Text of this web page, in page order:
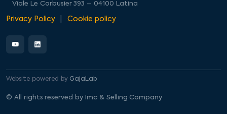
Viale Le Corbusier 393 – 04100 Latina
Privacy Policy Cookie policy
Website powered by GajaLab
© All rights reserved by Imc & Selling Company